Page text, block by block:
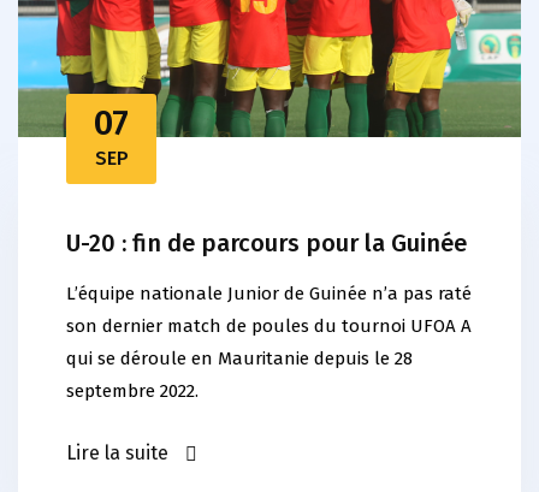
07
SEP
U-20 : fin de parcours pour la Guinée
L’équipe nationale Junior de Guinée n’a pas raté
son dernier match de poules du tournoi UFOA A
qui se déroule en Mauritanie depuis le 28
septembre 2022.
Lire la suite